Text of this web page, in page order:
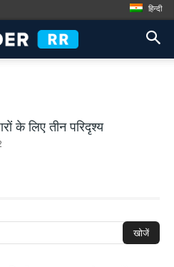
हिन्दी
के लिए तीन परिदृश्य